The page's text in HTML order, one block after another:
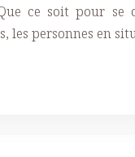
ce soit pour
les personnes en